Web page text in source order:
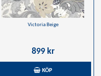
Victoria Beige
899 kr
KÖP